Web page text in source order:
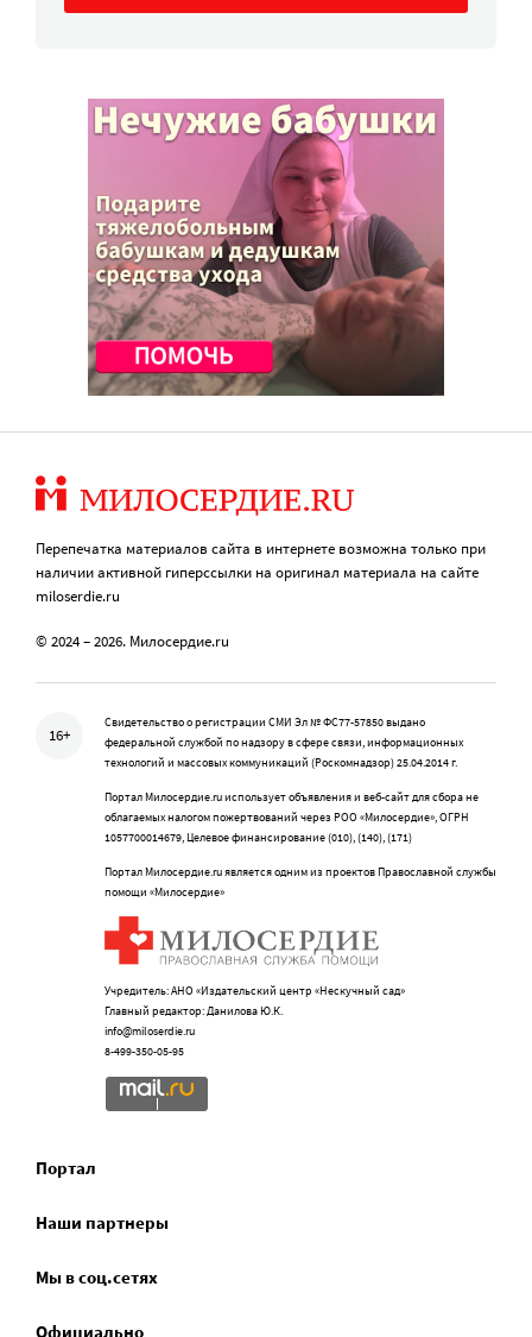
Перепечатка материалов сайта в интернете возможна только при
наличии активной гиперссылки на оригинал материала на сайте
miloserdie.ru
© 2024 – 2026. Милосердие.ru
16+
Свидетельство о регистрации СМИ Эл № ФС77-57850 выдано
федеральной службой по надзору в сфере связи, информационных
технологий и массовых коммуникаций (Роскомнадзор) 25.04.2014 г.
Портал Милосердие.ru использует объявления и веб-сайт для сбора не
облагаемых налогом пожертвований через РОО «Милосердие», ОГРН
1057700014679, Целевое финансирование (010), (140), (171)
Портал Милосердие.ru является одним из проектов Православной службы
помощи «Милосердие»
Учредитель: АНО «Издательский центр «Нескучный сад»
Главный редактор: Данилова Ю.К.
info@miloserdie.ru
8-499-350-05-95
Портал
Наши партнеры
Мы в соц.сетях
Официально